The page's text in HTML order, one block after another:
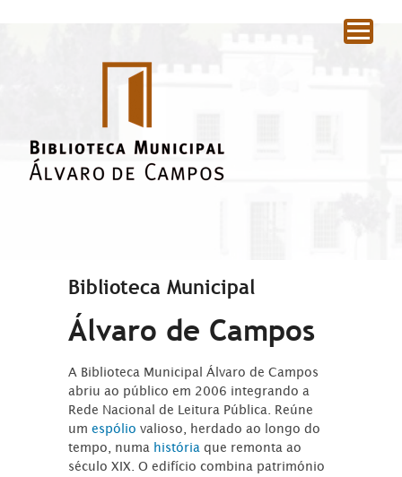
Biblioteca Municipal
Álvaro de Campos
A Biblioteca Municipal Álvaro de Campos
abriu ao público em 2006 integrando a
Rede Nacional de Leitura Pública. Reúne
umespóliovalioso, herdado ao longo do
tempo, numa história que remonta ao
século XIX. O edifício combina património